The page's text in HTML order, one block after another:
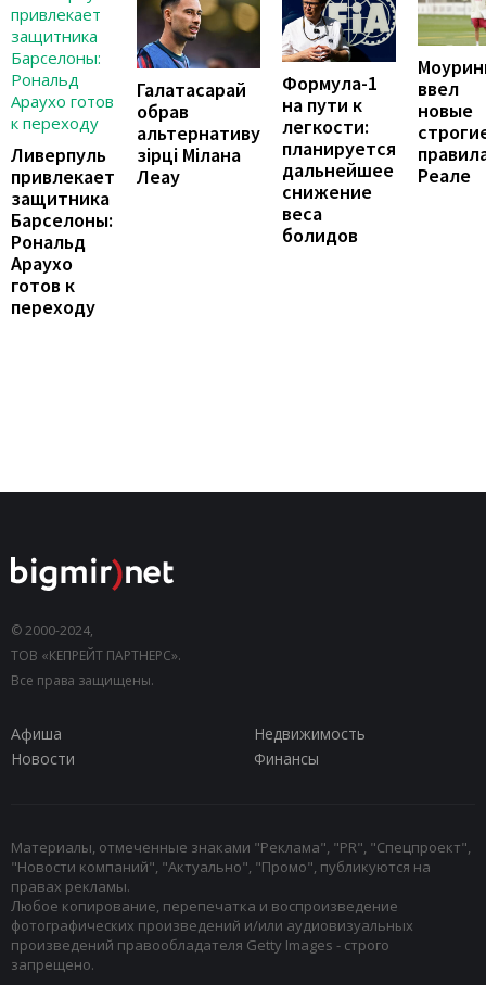
Ливерпуль
привлекает
защитника
Барселоны:
Рональд
Араухо
готов к
переходу
Галатасарай
обрав
альтернативу
зірці Мілана
Леау
Формула-1
на пути к
легкости:
планируется
дальнейшее
снижение
веса
болидов
ввел
новые
Реале
© 2000-2024,
ТОВ «КЕПРЕЙТ ПАРТНЕРС».
Все права защищены.
Афиша
Недвижимость
Новости
Финансы
Материалы, отмеченные знаками "Реклама", "PR", "Спецпроект",
"Новости компаний", "Актуально", "Промо", публикуются на
правах рекламы.
Любое копирование, перепечатка и воспроизведение
фотографических произведений и/или аудиовизуальных
произведений правообладателя Getty Images - строго
запрещено.